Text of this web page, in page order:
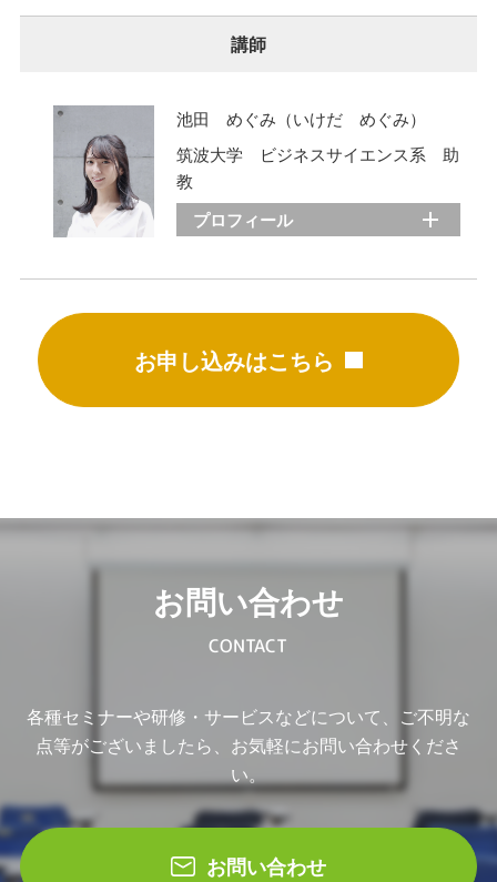
講師
池田 めぐみ（いけだ めぐみ）
筑波大学 ビジネスサイエンス系 助
教
プロフィール
お申し込みはこちら
お問い合わせ
CONTACT
各種セミナーや研修・サービスなどについて、ご不明な
点等がございましたら、お気軽にお問い合わせくださ
い。
お問い合わせ